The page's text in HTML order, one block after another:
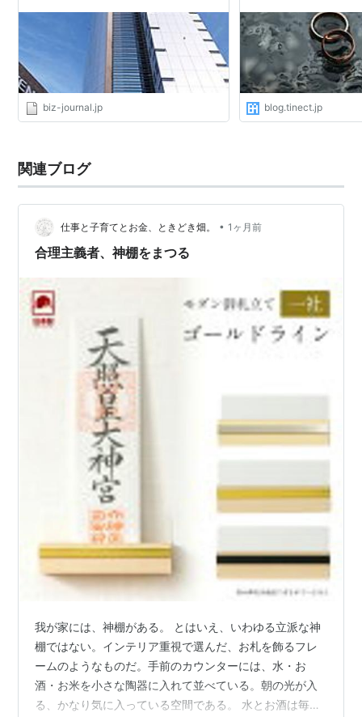
biz-journal.jp blog.tinect.jp
関連ブログ
仕事と子育てとお金、ときどき畑。 • 1ヶ月前
合理主義者、神棚をまつる
我が家には、神棚がある。 とはいえ、いわゆる立派な神
棚ではない。インテリア重視で選んだ、お札を飾るフレ
ームのようなものだ。手前のカウンターには、水・お
酒・お米を小さな陶器に入れて並べている。朝の光が入
る、かなり気に入っている空間である。 水とお酒は毎日